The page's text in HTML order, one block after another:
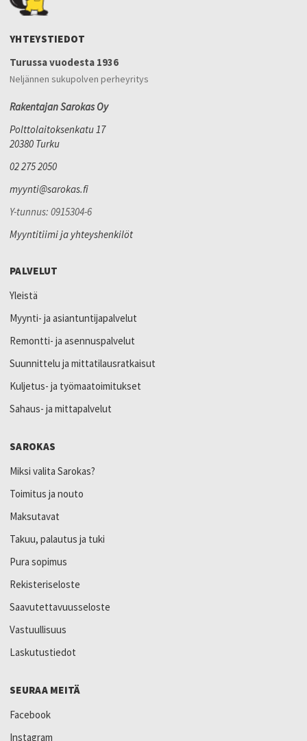
YHTEYSTIEDOT
Turussa vuodesta 1936
Neljännen sukupolven perheyritys
Rakentajan Sarokas Oy
Polttolaitoksenkatu 17
20380 Turku
02 275 2050
myynti@sarokas.fi
Y-tunnus: 0915304-6
Myyntitiimi ja yhteyshenkilöt
PALVELUT
Yleistä
Myynti- ja asiantuntijapalvelut
Remontti- ja asennuspalvelut
Suunnittelu ja mittatilausratkaisut
Kuljetus- ja työmaatoimitukset
Sahaus- ja mittapalvelut
SAROKAS
Miksi valita Sarokas?
Toimitus ja nouto
Maksutavat
Takuu, palautus ja tuki
Pura sopimus
Rekisteriseloste
Saavutettavuusseloste
Vastuullisuus
Laskutustiedot
SEURAA MEITÄ
Facebook
Instagram